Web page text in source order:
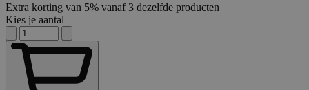
Extra korting van 5% vanaf 3 dezelfde producten
Kies je aantal